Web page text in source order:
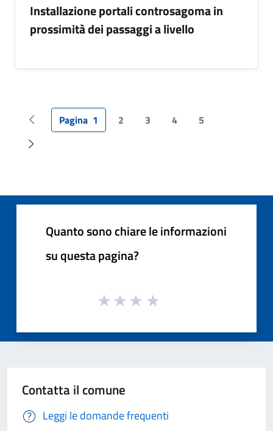
Installazione portali controsagoma in
prossimità dei passaggi a livello
Pagina precedente
Pagina 1 2 3 4 5
Pagina successiva
Quanto sono chiare le informazioni
su questa pagina?
Contatta il comune
Leggi le domande frequenti